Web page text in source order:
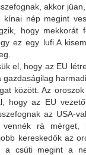
akkor
nép megint
hogy mekkorát
ez egy lufi.A
el, hogy az EU
gazdaságilag
között. Az
hogy az EU
az USA-
vennék rá mérget,
kereskedők az
csúti megint a